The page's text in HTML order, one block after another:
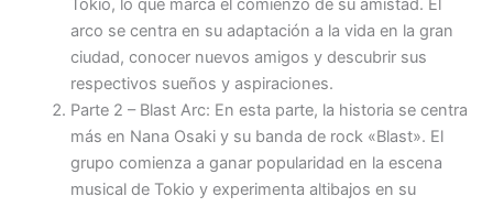
arco se centra en su adaptación a la vida en la gran
ciudad, conocer nuevos amigos y descubrir sus
respectivos sueños y aspiraciones.
Parte 2 – Blast Arc: En esta parte, la historia se centra
más en Nana Osaki y su banda de rock «Blast». El
grupo comienza a ganar popularidad en la escena
musical de Tokio y experimenta altibajos en su